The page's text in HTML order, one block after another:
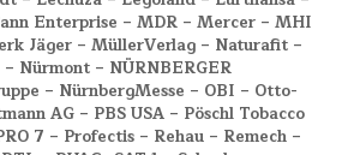
Enterprise – MDR – Mercer – MHI
Jäger – MüllerVerlag – Naturafit –
– Nürmont – NÜRNBERGER
– NürnbergMesse – OBI – Otto-
AG – PBS USA – Pöschl Tobacco
7 – Profectis – Rehau – Remech –